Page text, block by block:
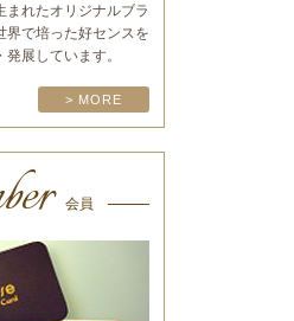
まれたオリジナルブラ
界で培った好センスを
展しています。
> MORE
会員